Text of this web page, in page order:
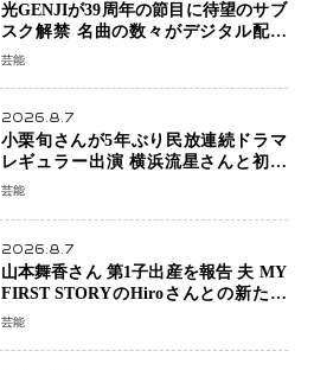
光GENJIが39周年の節目に待望のサブ
スク解禁 名曲の数々がデジタル配信
へ 40周年へ向け1年間で全作品を順次
芸能
2026.8.7
小栗旬さんが5年ぶり民放連続ドラマ
レギュラー出演 横浜流星さんと初共
演『LOST10』で異色バディ結成
芸能
2026.8.7
山本舞香さん 第1子出産を報告 夫 MY
FIRST STORYのHiroさんとの新たな
家族生活「母子ともに健康」
芸能